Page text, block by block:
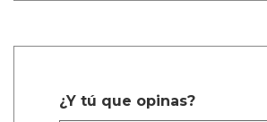
¿Y tú que opinas?